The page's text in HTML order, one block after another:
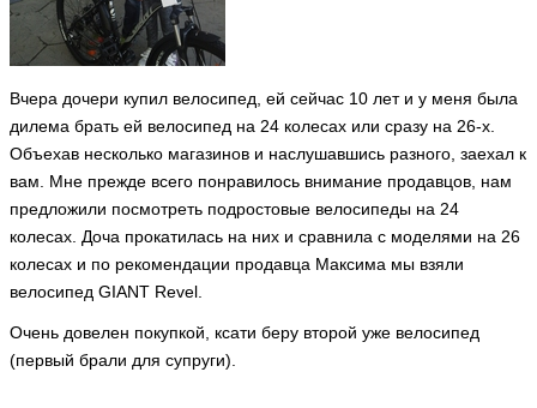
Вчера дочери купил велосипед, ей сейчас 10 лет и у меня была
дилема брать ей велосипед на 24 колесах или сразу на 26-х.
Объехав несколько магазинов и наслушавшись разного, заехал к
вам. Мне прежде всего понравилось внимание продавцов, нам
предложили посмотреть подростовые велосипеды на 24
колесах. Доча прокатилась на них и сравнила с моделями на 26
колесах и по рекомендации продавца Максима мы взяли
велосипед GIANT Revel.
Очень довелен покупкой, ксати беру второй уже велосипед
(первый брали для супруги).